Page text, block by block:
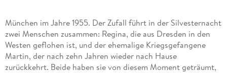
München im Jahre 1955. Der Zufall führt in der Silvesternacht
zwei Menschen zusammen: Regina, die aus Dresden in den
Westen geflohen ist, und der ehemalige Kriegsgefangene
Martin, der nach zehn Jahren wieder nach Hause
zurückkehrt. Beide haben sie von diesem Moment geträumt,